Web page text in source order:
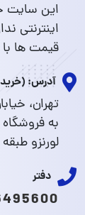
این سایت
اینترنتی
قیمت ها
آدرس:
تهران،
به
لورنزو
دفتر